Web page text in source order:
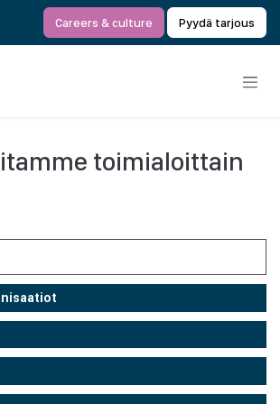
Careers & culture Pyydä tarjous
toimialoittain